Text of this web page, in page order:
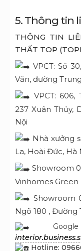
5. Thông tin
THÔNG TIN
THẤT TOP
VPCT: Số
Văn, đường
VPCT:
237 Xuân Thủy,
Nội
Nhà xưởng
La, Hoài Đức, Hà
Showroom
Vinhomes Green
Showroom
Ngõ 180 , Đường
Hotline: